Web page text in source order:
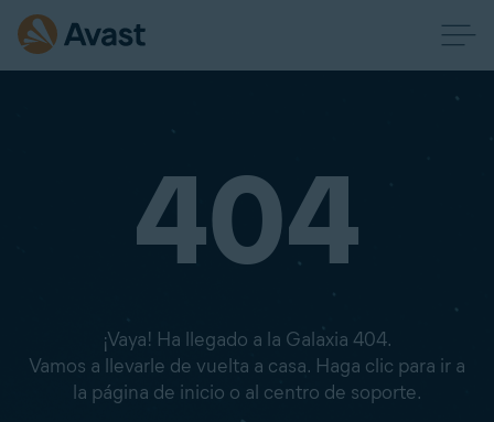
404
¡Vaya! Ha llegado a la Galaxia 404.
Vamos a llevarle de vuelta a casa. Haga clic para ir a
la página de inicio o al centro de soporte.